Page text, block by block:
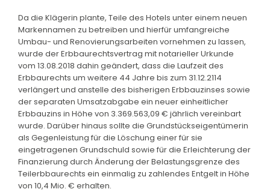
Da die Klägerin plante, Teile des Hotels unter einem neuen
Markennamen zu betreiben und hierfür umfangreiche
Umbau- und Renovierungsarbeiten vornehmen zu lassen,
wurde der Erbbaurechtsvertrag mit notarieller Urkunde
vom 13.08.2018 dahin geändert, dass die Laufzeit des
Erbbaurechts um weitere 44 Jahre bis zum 31.12.2114
verlängert und anstelle des bisherigen Erbbauzinses sowie
der separaten Umsatzabgabe ein neuer einheitlicher
Erbbauzins in Höhe von 3.369.563,09 € jährlich vereinbart
wurde. Darüber hinaus sollte die Grundstückseigentümerin
als Gegenleistung für die Löschung einer für sie
eingetragenen Grundschuld sowie für die Erleichterung der
Finanzierung durch Änderung der Belastungsgrenze des
Teilerbbaurechts ein einmalig zu zahlendes Entgelt in Höhe
von 10,4 Mio. € erhalten.